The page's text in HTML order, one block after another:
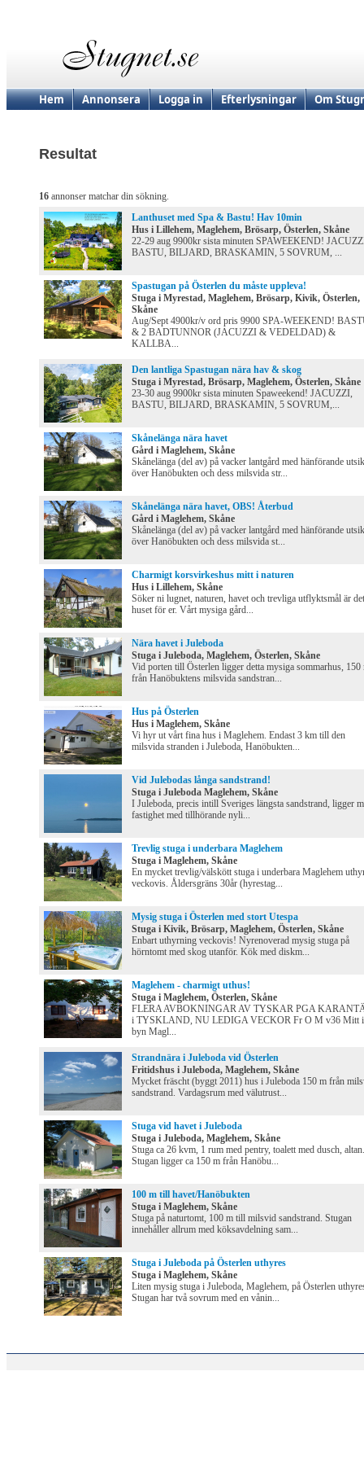
Hem Annonsera Logga in Efterlysningar Om
Resultat
16 annonser matchar din sökning.
Lanthuset med Spa & Bastu! Hav 10min
Hus i Lillehem, Maglehem, Brösarp, Österlen, Skåne
22-29 aug 9900kr sista minuten SPAWEEKEND!
BASTU, BILJARD, BRASKAMIN, 5 SOVRUM, ...
Spastugan på Österlen du måste uppleva!
Stuga i Myrestad, Maglehem, Brösarp, Kivik, Österlen,
Skåne
Aug/Sept 4900kr/v ord pris 9900 SPA-WEEKEND!
& 2 BADTUNNOR (JACUZZI & VEDELDAD) &
KALLBA...
Den lantliga Spastugan nära hav & skog
Stuga i Myrestad, Brösarp, Maglehem, Österlen, Skåne
23-30 aug 9900kr sista minuten Spaweekend! JACUZZI,
BASTU, BILJARD, BRASKAMIN, 5 SOVRUM,...
Skånelänga nära havet
Gård i Maglehem, Skåne
Skånelänga (del av) på vacker lantgård med hänförande
över Hanöbukten och dess milsvida str...
Skånelänga nära havet, OBS! Återbud
Gård i Maglehem, Skåne
Skånelänga (del av) på vacker lantgård med hänförande
över Hanöbukten och dess milsvida st...
Charmigt korsvirkeshus mitt i naturen
Hus i Lillehem, Skåne
Söker ni lugnet, naturen, havet och trevliga utflyktsmål är
huset för er. Vårt mysiga gård...
Nära havet i Juleboda
Stuga i Juleboda, Maglehem, Österlen, Skåne
Vid porten till Österlen ligger detta mysiga sommarhus, 150
från Hanöbuktens milsvida sandstran...
Hus på Österlen
Hus i Maglehem, Skåne
Vi hyr ut vårt fina hus i Maglehem. Endast 3 km till den
milsvida stranden i Juleboda, Hanöbukten...
Vid Julebodas långa sandstrand!
Stuga i Juleboda Maglehem, Skåne
I Juleboda, precis intill Sveriges längsta sandstrand, ligger
fastighet med tillhörande nyli...
Trevlig stuga i underbara Maglehem
Stuga i Maglehem, Skåne
En mycket trevlig/välskött stuga i underbara Maglehem
veckovis. Åldersgräns 30år (hyrestag...
Mysig stuga i Österlen med stort Utespa
Stuga i Kivik, Brösarp, Maglehem, Österlen, Skåne
Enbart uthyrning veckovis! Nyrenoverad mysig stuga på
hörntomt med skog utanför. Kök med diskm...
Maglehem - charmigt uthus!
Stuga i Maglehem, Österlen, Skåne
FLERA AVBOKNINGAR AV TYSKAR PGA
i TYSKLAND, NU LEDIGA VECKOR Fr O M v36 Mitt i
byn Magl...
Strandnära i Juleboda vid Österlen
Fritidshus i Juleboda, Maglehem, Skåne
Mycket fräscht (byggt 2011) hus i Juleboda 150 m från
sandstrand. Vardagsrum med välutrust...
Stuga vid havet i Juleboda
Stuga i Juleboda, Maglehem, Skåne
Stuga ca 26 kvm, 1 rum med pentry, toalett med dusch, altan.
Stugan ligger ca 150 m från Hanöbu...
100 m till havet/Hanöbukten
Stuga i Maglehem, Skåne
Stuga på naturtomt, 100 m till milsvid sandstrand. Stugan
innehåller allrum med köksavdelning sam...
Stuga i Juleboda på Österlen uthyres
Stuga i Maglehem, Skåne
Liten mysig stuga i Juleboda, Maglehem, på Österlen
Stugan har två sovrum med en vånin...